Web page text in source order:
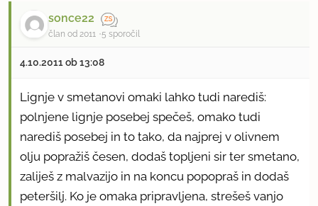
sonce22
član od 2011 5 sporočil
4.10.2011 ob 13:08
Lignje v smetanovi omaki lahko tudi narediš:
polnjene lignje posebej spečeš, omako tudi
narediš posebej in to tako, da najprej v olivnem
olju popražiš česen, dodaš topljeni sir ter smetano,
zaliješ z malvazijo in na koncu popopraš in dodaš
peteršilj. Ko je omaka pripravljena, strešeš vanjo